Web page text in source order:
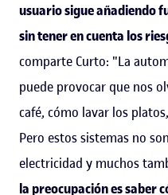
usuario sigue añadiendo
sin tener en cuenta los
comparte Curto: "La
puede provocar que nos
café, cómo lavar los
Pero estos sistemas no
electricidad y muchos
la preocupación es saber